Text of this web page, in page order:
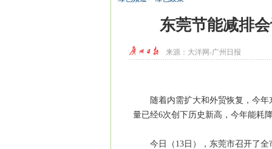
东莞节能减排
来源： 大洋网-广州日报
随着内需扩大和外贸恢复，今年
量已经6次创下历史新高，今年能耗
今日（13日），东莞市召开了全